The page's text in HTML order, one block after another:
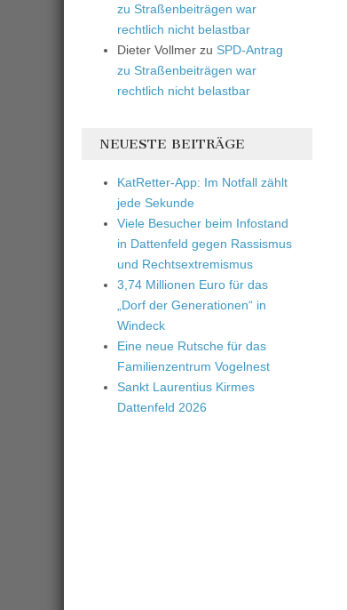
zu Straßenbeiträgen war
rechtlich nicht belastbar
Dieter Vollmer zu SPD-Antrag
zu Straßenbeiträgen war
rechtlich nicht belastbar
NEUESTE BEITRÄGE
KatRetter-App: Im Notfall zählt
jede Sekunde
Viele Besucher beim Infostand
in Dattenfeld gegen Rassismus
und Rechtsextremismus
3,74 Millionen Euro für das
„Dorf der Generationen“ in
Windeck
Eine neue Rutsche für das
Familienzentrum Vogelnest
Sankt Laurentius Kirmes
Dattenfeld 2026